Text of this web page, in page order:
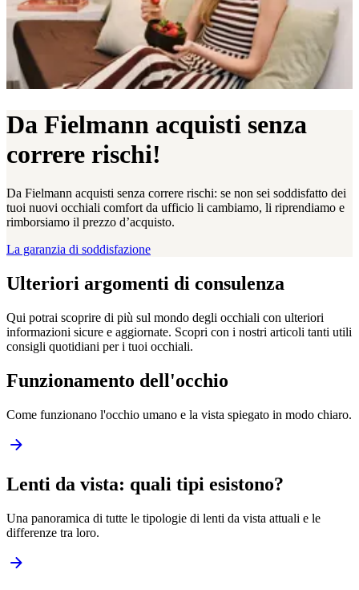
Da Fielmann acquisti senza
correre rischi!
Da Fielmann acquisti senza correre rischi: se non sei soddisfatto dei
tuoi nuovi occhiali comfort da ufficio li cambiamo, li riprendiamo e
rimborsiamo il prezzo d’acquisto.
La garanzia di soddisfazione
Ulteriori argomenti di consulenza
Qui potrai scoprire di più sul mondo degli occhiali con ulteriori
informazioni sicure e aggiornate. Scopri con i nostri articoli tanti utili
consigli quotidiani per i tuoi occhiali.
Funzionamento dell'occhio
Come funzionano l'occhio umano e la vista spiegato in modo chiaro.
Lenti da vista: quali tipi esistono?
Una panoramica di tutte le tipologie di lenti da vista attuali e le
differenze tra loro.